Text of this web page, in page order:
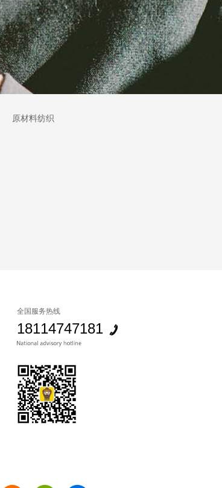
原材料纺织
全国服务热线
18114747181